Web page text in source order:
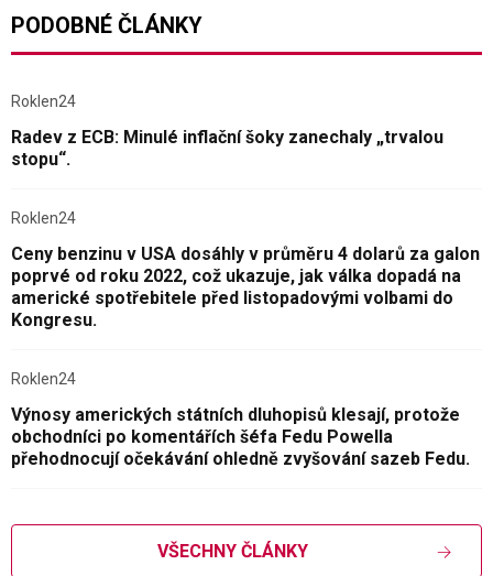
PODOBNÉ ČLÁNKY
Roklen24
Radev z ECB: Minulé inflační šoky zanechaly „trvalou
stopu“.
Roklen24
Ceny benzinu v USA dosáhly v průměru 4 dolarů za galon
poprvé od roku 2022, což ukazuje, jak válka dopadá na
americké spotřebitele před listopadovými volbami do
Kongresu.
Roklen24
Výnosy amerických státních dluhopisů klesají, protože
obchodníci po komentářích šéfa Fedu Powella
přehodnocují očekávání ohledně zvyšování sazeb Fedu.
VŠECHNY ČLÁNKY